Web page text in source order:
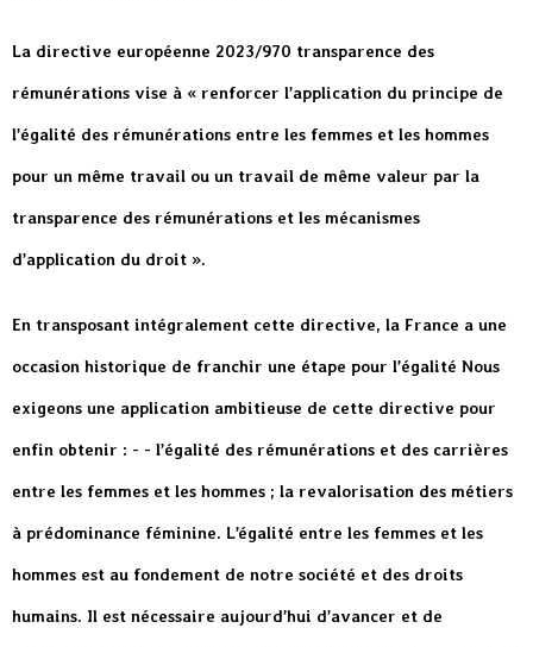
La directive européenne 2023/970 transparence des
rémunérations vise à « renforcer l’application du principe de
l’égalité des rémunérations entre les femmes et les hommes
pour un même travail ou un travail de même valeur par la
transparence des rémunérations et les mécanismes
d’application du droit ».
En transposant intégralement cette directive, la France a une
occasion historique de franchir une étape pour l’égalité Nous
exigeons une application ambitieuse de cette directive pour
enfin obtenir : - - l’égalité des rémunérations et des carrières
entre les femmes et les hommes ; la revalorisation des métiers
à prédominance féminine. L’égalité entre les femmes et les
hommes est au fondement de notre société et des droits
humains. Il est nécessaire aujourd’hui d’avancer et de